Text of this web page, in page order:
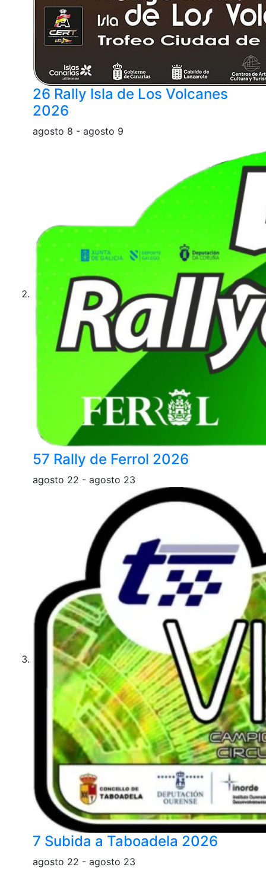
26 Rally Isla de Los Volcanes
2026
agosto 8 - agosto 9
57 Rally de Ferrol 2026
agosto 22 - agosto 23
7 Subida a Taboadela 2026
agosto 22 - agosto 23